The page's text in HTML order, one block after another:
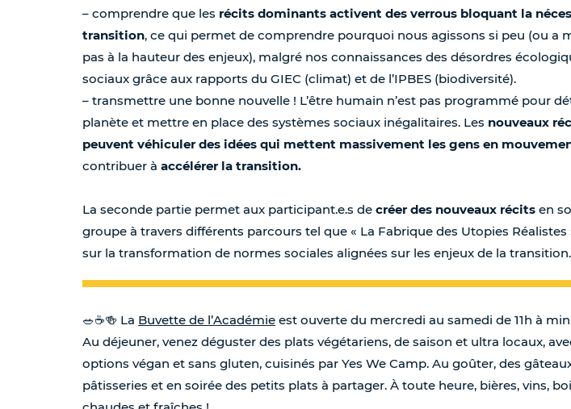
– comprendre que les récits dominants activent des verrous bloquant la
transition, ce qui permet de comprendre pourquoi nous agissons si peu (ou a
pas à la hauteur des enjeux), malgré nos connaissances des désordres
sociaux grâce aux rapports du GIEC (climat) et de l’IPBES (biodiversité).
– transmettre une bonne nouvelle ! L’être humain n’est pas programmé pour
planète et mettre en place des systèmes sociaux inégalitaires. Les nouveaux
peuvent véhiculer des idées qui mettent massivement les gens en
contribuer à accélérer la transition.
La seconde partie permet aux participant.e.s de créer des nouveaux récits en
groupe à travers différents parcours tel que « La Fabrique des Utopies Réalistes
sur la transformation de normes sociales alignées sur les enjeux de la transition.
🥗☕️🍻 La Buvette de l’Académie est ouverte du mercredi au samedi de 11h à
Au déjeuner, venez déguster des plats végétariens, de saison et ultra locaux,
options végan et sans gluten, cuisinés par Yes We Camp. Au goûter, des
pâtisseries et en soirée des petits plats à partager. À toute heure, bières, vins,